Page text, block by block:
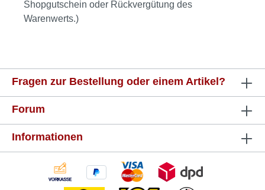
Shopgutschein oder Rückvergütung des
Warenwerts.)
Fragen zur Bestellung oder einem Artikel?
Forum
Informationen